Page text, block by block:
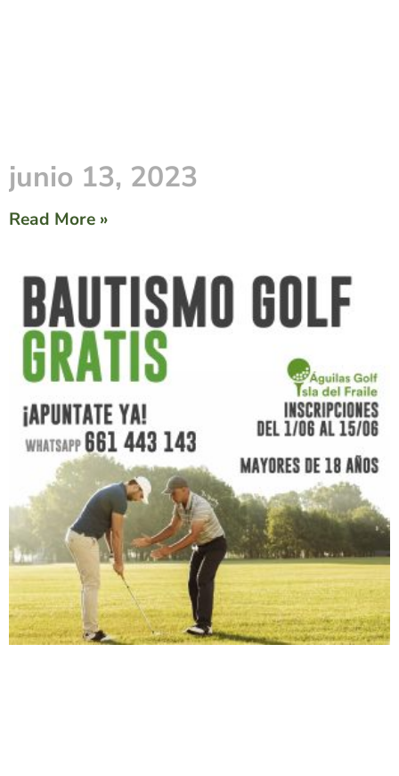
junio 13, 2023
Read More »